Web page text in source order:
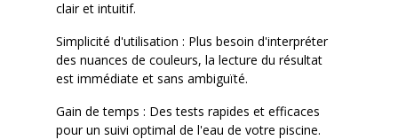
clair et intuitif.
Simplicité d'utilisation : Plus besoin d'interpréter
des nuances de couleurs, la lecture du résultat
est immédiate et sans ambiguïté.
Gain de temps : Des tests rapides et efficaces
pour un suivi optimal de l'eau de votre piscine.